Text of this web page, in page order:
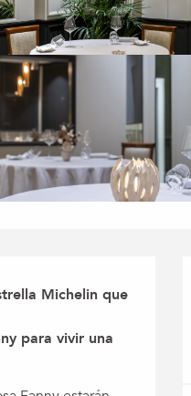
Michelin que
para vivir una